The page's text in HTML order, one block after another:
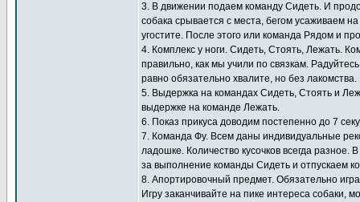
3. В движении подаем команду Сидеть. И
собака срывается с места, бегом усаживаем
угостите. После этого или команда Рядом и
4. Комплекс у ноги. Сидеть, Стоять, Лежать.
правильно, как мы учили по связкам.
равно обязательно хвалите, но без лакомства.
5. Выдержка на командах Сидеть, Стоять и
выдержке на команде Лежать.
6. Показ прикуса доводим постепенно до 7
7. Команда Фу. Всем даны индивидуальные
ладошке. Количество кусочков всегда разное.
за выполнение команды Сидеть и отпускаем
8. Апортировочный предмет. Обязательно
Игру заканчивайте на пике интереса собаки,